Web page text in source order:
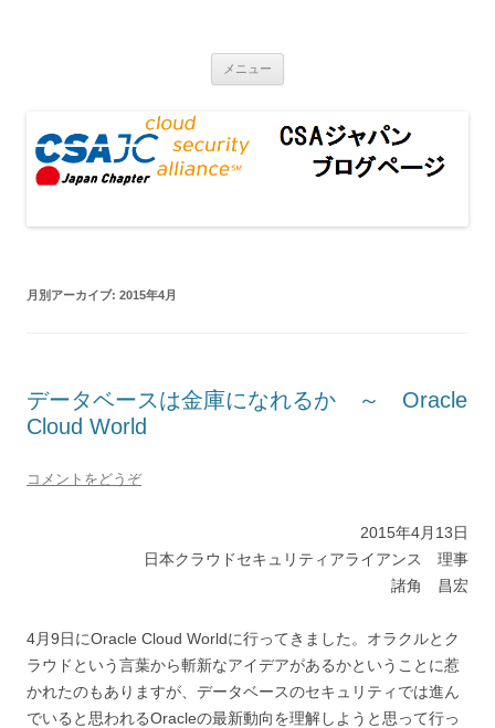
メニュー
月別アーカイブ: 2015年4月
データベースは金庫になれるか ～ Oracle
Cloud World
コメントをどうぞ
2015年4月13日
日本クラウドセキュリティアライアンス 理事
諸角 昌宏
4月9日にOracle Cloud Worldに行ってきました。オラクルとク
ラウドという言葉から斬新なアイデアがあるかということに惹
かれたのもありますが、データベースのセキュリティでは進ん
でいると思われるOracleの最新動向を理解しようと思って行っ